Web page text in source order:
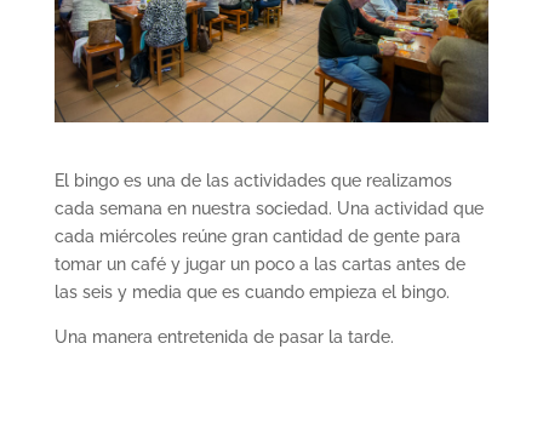
El bingo es una de las actividades que realizamos
cada semana en nuestra sociedad. Una actividad que
cada miércoles reúne gran cantidad de gente para
tomar un café y jugar un poco a las cartas antes de
las seis y media que es cuando empieza el bingo.
Una manera entretenida de pasar la tarde.